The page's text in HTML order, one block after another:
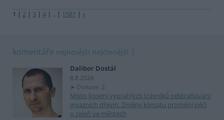
1 | 2 | 3 | 4 | .. | 1581 | »
komentáře nejnovější nejčtenější
Dalibor Dostál
8.8.2026
Diskuse: 2
Místo kosení vyprahlých trávníků odstraňování
invazních dřevin. Změny klimatu promění péči
o zeleň ve městech